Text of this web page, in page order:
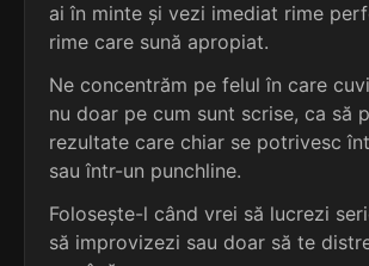
acrobatului
ai în minte și vezi imediat rime
rime care sună apropiat.
Ne concentrăm pe felul în care
nu doar pe cum sunt scrise, ca să
rezultate care chiar se potrivesc
sau într-un punchline.
Folosește-l când vrei să lucrezi
să improvizezi sau doar să te